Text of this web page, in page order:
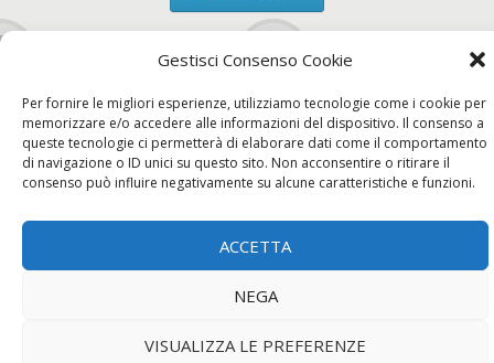
Gestisci Consenso Cookie
Per fornire le migliori esperienze, utilizziamo tecnologie come i cookie per
memorizzare e/o accedere alle informazioni del dispositivo. Il consenso a
queste tecnologie ci permetterà di elaborare dati come il comportamento
di navigazione o ID unici su questo sito. Non acconsentire o ritirare il
consenso può influire negativamente su alcune caratteristiche e funzioni.
ACCETTA
NEGA
VISUALIZZA LE PREFERENZE
Contatti